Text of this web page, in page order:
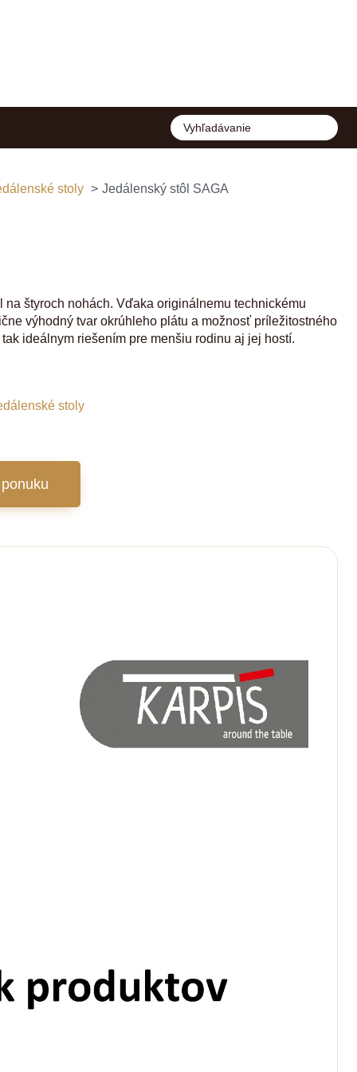
stoly Jedálenský stôl SAGA
na štyroch nohách. Vďaka originálnemu technickému
výhodný tvar okrúhleho plátu a možnosť príležitostného
ideálnym riešením pre menšiu rodinu aj jej hostí.
stoly